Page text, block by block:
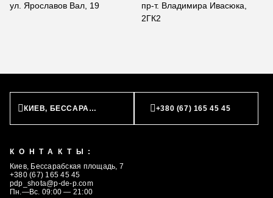
ул. Ярославов Вал, 19
пр-т. Владимира Ивасюка,
2ГК2
КИЕВ, БЕССАРАБСКАЯ ПЛОЩАДЬ, 7+380 (67) 165 45 45
КОНТАКТЫ:
Киев, Бессарабская площадь, 7
+380 (67) 165 45 45
pdp_shota@p-de-p.com
Пн.—Вс. 09:00 — 21:00